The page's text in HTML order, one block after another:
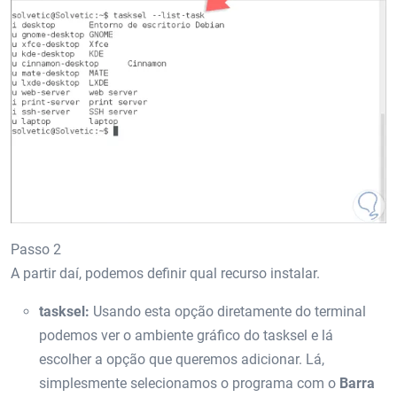
Passo 2
A partir daí, podemos definir qual recurso instalar.
tasksel: Usando esta opção diretamente do terminal
podemos ver o ambiente gráfico do tasksel e lá
escolher a opção que queremos adicionar. Lá,
simplesmente selecionamos o programa com o Barra